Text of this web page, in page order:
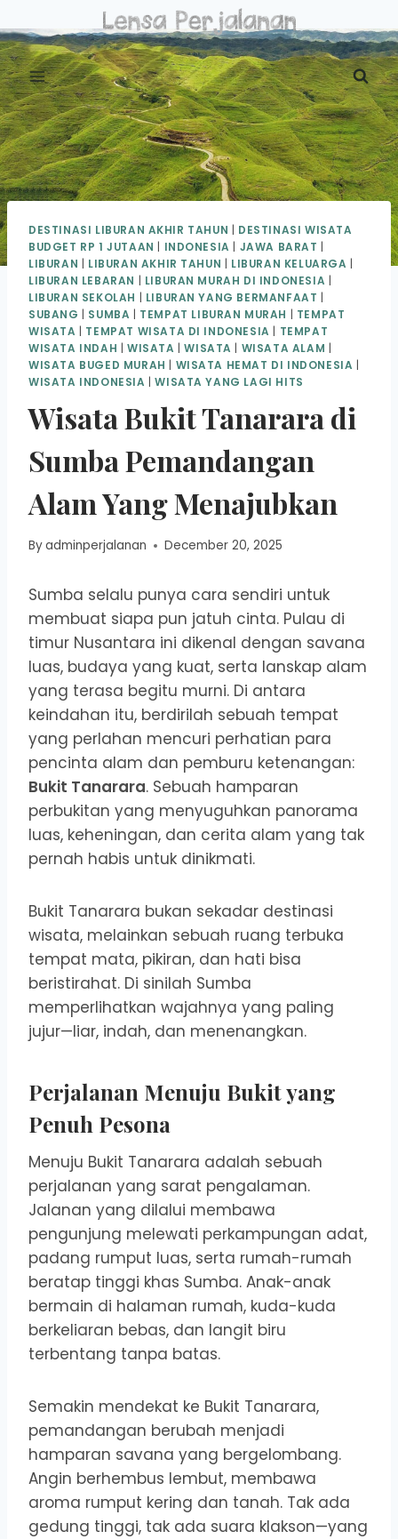
to
content
DESTINASI LIBURAN AKHIR TAHUN | DESTINASI WISATA
BUDGET RP 1 JUTAAN | INDONESIA | JAWA BARAT |
LIBURAN | LIBURAN AKHIR TAHUN | LIBURAN KELUARGA |
LIBURAN LEBARAN | LIBURAN MURAH DI INDONESIA |
LIBURAN SEKOLAH | LIBURAN YANG BERMANFAAT |
SUBANG | SUMBA | TEMPAT LIBURAN MURAH | TEMPAT
WISATA | TEMPAT WISATA DI INDONESIA | TEMPAT
WISATA INDAH | WISATA |WISATA | WISATA ALAM |
WISATA BUGED MURAH | WISATA HEMAT DI INDONESIA |
WISATA INDONESIA |WISATA YANG LAGI HITS
Wisata Bukit Tanarara di
Sumba Pemandangan
Alam Yang Menajubkan
Byadminperjalanan December 20, 2025
Sumba selalu punya cara sendiri untuk
membuat siapa pun jatuh cinta. Pulau di
timur Nusantara ini dikenal dengan savana
luas, budaya yang kuat, serta lanskap alam
yang terasa begitu murni. Di antara
keindahan itu, berdirilah sebuah tempat
yang perlahan mencuri perhatian para
pencinta alam dan pemburu ketenangan:
Bukit Tanarara. Sebuah hamparan
perbukitan yang menyuguhkan panorama
luas, keheningan, dan cerita alam yang tak
pernah habis untuk dinikmati.
Bukit Tanarara bukan sekadar destinasi
wisata, melainkan sebuah ruang terbuka
tempat mata, pikiran, dan hati bisa
beristirahat. Di sinilah Sumba
memperlihatkan wajahnya yang paling
jujur—liar, indah, dan menenangkan.
Perjalanan Menuju Bukit yang
Penuh Pesona
Menuju Bukit Tanarara adalah sebuah
perjalanan yang sarat pengalaman.
Jalanan yang dilalui membawa
pengunjung melewati perkampungan adat,
padang rumput luas, serta rumah-rumah
beratap tinggi khas Sumba. Anak-anak
bermain di halaman rumah, kuda-kuda
berkeliaran bebas, dan langit biru
terbentang tanpa batas.
Semakin mendekat ke Bukit Tanarara,
pemandangan berubah menjadi
hamparan savana yang bergelombang.
Angin berhembus lembut, membawa
aroma rumput kering dan tanah. Tak ada
gedung tinggi, tak ada suara klakson—yang